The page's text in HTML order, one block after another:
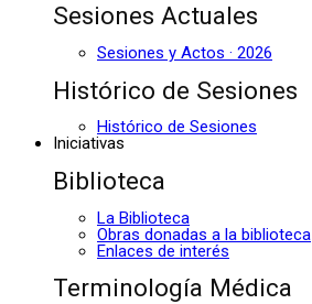
Sesiones Actuales
Sesiones y Actos · 2026
Histórico de Sesiones
Histórico de Sesiones
Iniciativas
Biblioteca
La Biblioteca
Obras donadas a la biblioteca
Enlaces de interés
Terminología Médica